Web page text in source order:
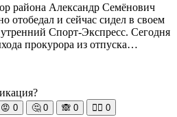
района Александр Семёнович
отобедал и сейчас сидел в своем
Спорт-Экспресс. Сегодня
прокурора из отпуска…
😡 0 🤔 0 🙈 0 🧘‍♀️ 0